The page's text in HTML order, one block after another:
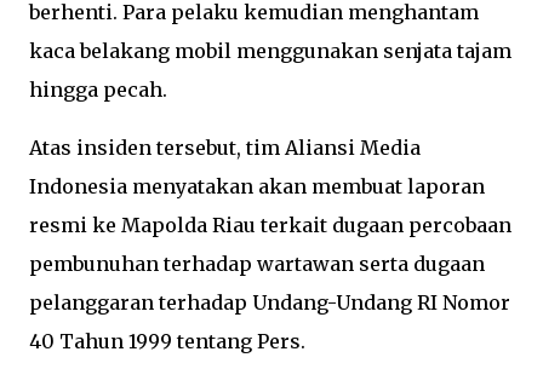
berhenti. Para pelaku kemudian menghantam
kaca belakang mobil menggunakan senjata tajam
hingga pecah.
Atas insiden tersebut, tim Aliansi Media
Indonesia menyatakan akan membuat laporan
resmi ke Mapolda Riau terkait dugaan percobaan
pembunuhan terhadap wartawan serta dugaan
pelanggaran terhadap Undang-Undang RI Nomor
40 Tahun 1999 tentang Pers.